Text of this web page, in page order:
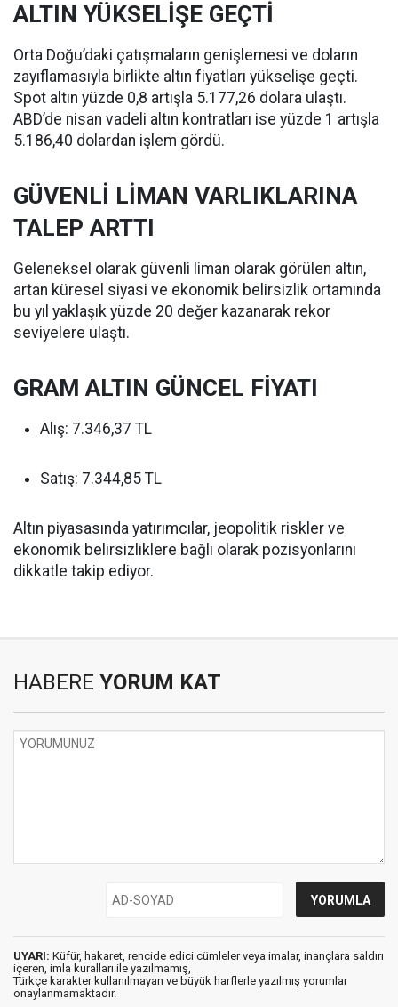
ALTIN YÜKSELİŞE GEÇTİ
Orta Doğu’daki çatışmaların genişlemesi ve doların
zayıflamasıyla birlikte altın fiyatları yükselişe geçti.
Spot altın yüzde 0,8 artışla 5.177,26 dolara ulaştı.
ABD’de nisan vadeli altın kontratları ise yüzde 1 artışla
5.186,40 dolardan işlem gördü.
GÜVENLİ LİMAN VARLIKLARINA
TALEP ARTTI
Geleneksel olarak güvenli liman olarak görülen altın,
artan küresel siyasi ve ekonomik belirsizlik ortamında
bu yıl yaklaşık yüzde 20 değer kazanarak rekor
seviyelere ulaştı.
GRAM ALTIN GÜNCEL FİYATI
Alış: 7.346,37 TL
Satış: 7.344,85 TL
Altın piyasasında yatırımcılar, jeopolitik riskler ve
ekonomik belirsizliklere bağlı olarak pozisyonlarını
dikkatle takip ediyor.
HABERE YORUM KAT
UYARI: Küfür, hakaret, rencide edici cümleler veya imalar, inançlara saldırı
içeren, imla kuralları ile yazılmamış,
Türkçe karakter kullanılmayan ve büyük harflerle yazılmış yorumlar
onaylanmamaktadır.